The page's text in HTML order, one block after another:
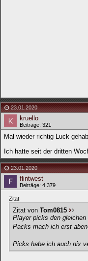
23.01.2020
kruello
Beiträge: 321
Mal wieder richtig Luck
Ich hatte seit der dritten
23.01.2020
flintwest
Beiträge: 4.379
Zitat:
Zitat von Tom0815
Player picks den
Packs mach ich erst
Picks habe ich auch nix